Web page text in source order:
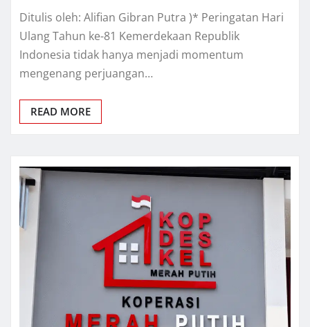
Ditulis oleh: Alifian Gibran Putra )* Peringatan Hari
Ulang Tahun ke-81 Kemerdekaan Republik
Indonesia tidak hanya menjadi momentum
mengenang perjuangan…
READ MORE